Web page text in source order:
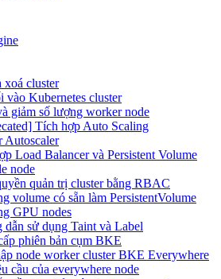
xoá cluster
vào Kubernetes cluster
giảm số lượng worker node
Tích hợp Auto Scaling
Autoscaler
Load Balancer và Persistent Volume
node
quản trị cluster bằng RBAC
volume có sẵn làm PersistentVolume
GPU nodes
dẫn sử dụng Taint và Label
phiên bản cụm BKE
node worker cluster BKE Everywhere
cầu của everywhere node